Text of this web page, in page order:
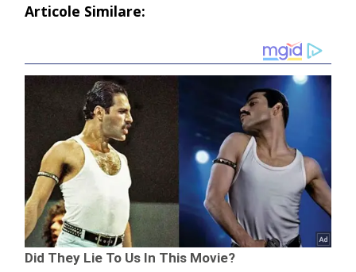
Articole Similare: